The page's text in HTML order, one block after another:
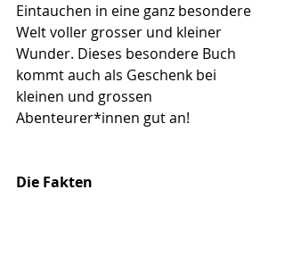
Eintauchen in eine ganz besondere
Welt voller grosser und kleiner
Wunder. Dieses besondere Buch
kommt auch als Geschenk bei
kleinen und grossen
Abenteurer*innen gut an!
Die Fakten